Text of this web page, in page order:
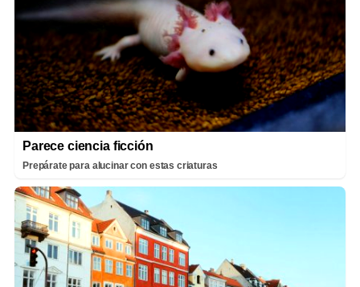
Parece ciencia ficción
Prepárate para alucinar con estas criaturas